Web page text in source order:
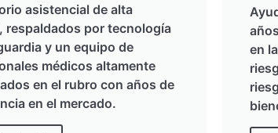
asistencial de alta
respaldados por tecnología
y un equipo de
médicos altamente
en el rubro con años de
en el mercado.
en